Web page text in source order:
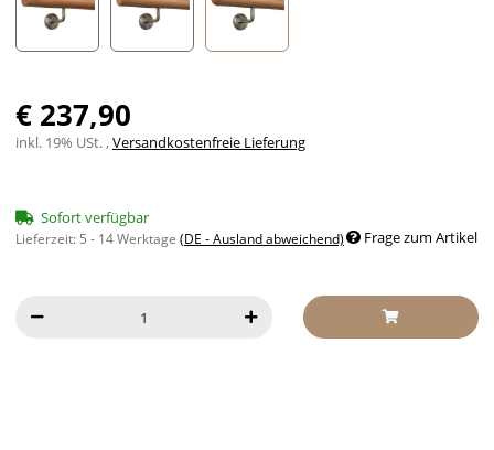
€ 237,90
inkl. 19% USt. ,Versandkostenfreie Lieferung
Sofort verfügbar
Lieferzeit: 5 - 14 Werktage (DE - Ausland abweichend) Frage zum Artikel